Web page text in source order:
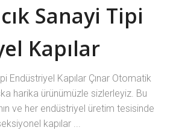
Sanayi Tipi
Kapılar
Endüstriyel Kapılar Çınar Otomatik
harika ürünümüzle sizlerleyiz. Bu
ve her endüstriyel üretim tesisinde
kapılar ...